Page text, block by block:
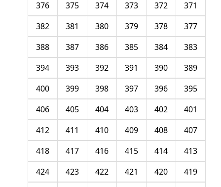
371
372
373
374
375
376
377
378
379
380
381
382
383
384
385
386
387
388
389
390
391
392
393
394
395
396
397
398
399
400
401
402
403
404
405
406
407
408
409
410
411
412
413
414
415
416
417
418
419
420
421
422
423
424